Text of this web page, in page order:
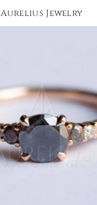
Aurelius Jewelry